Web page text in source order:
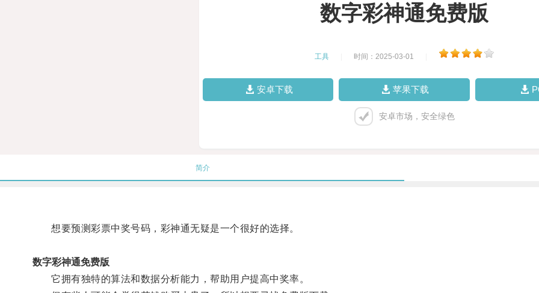
数字彩神通免费版
工具 时间：2025-03-01
安卓下载 苹果下载
安卓市场，安全绿色
简介
想要预测彩票中奖号码，彩神通无疑是一个很好的选择。
数字彩神通免费版
它拥有独特的算法和数据分析能力，帮助用户提高中奖率。